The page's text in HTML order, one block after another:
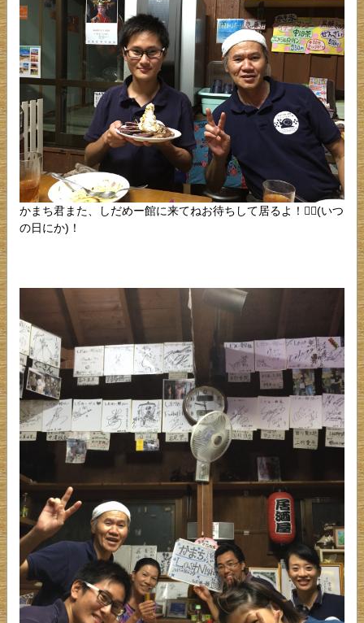
かまち君また、しだめー館に来てねお待ちして居るよ！󾌵󾆹(いつ
の日にか)！